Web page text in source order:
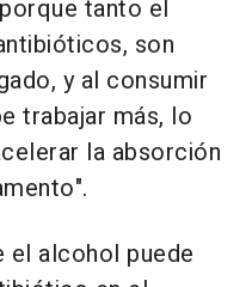
tanto el
son
y al consumir
trabajar más, lo
la absorción
alcohol puede